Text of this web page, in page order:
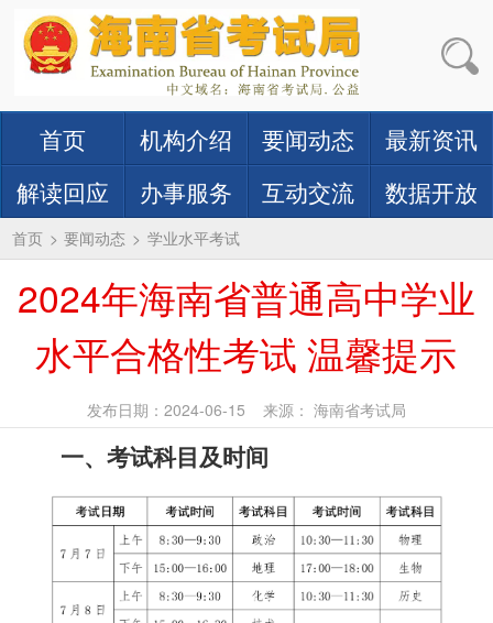
首页 机构介绍 要闻动态
最新资讯
解读回应
办事服务 互动交流 数据开放
首页 > 要闻动态 > 学业水平考试
2024年海南省普通高中学业
水平合格性考试 温馨提示
发布日期：2024-06-15 来源： 海南省考试局
一、考试科目及时间